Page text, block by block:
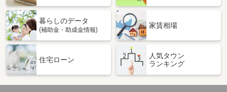
暮らしのデータ
(補助金・助成金情報)
家賃相場
住宅ローン
人気タウン
ランキング